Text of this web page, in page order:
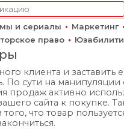
и сериалы • Маркетинг •
право •
клиента и
По сути на
продаж активно
сайта к покупке.
что товар